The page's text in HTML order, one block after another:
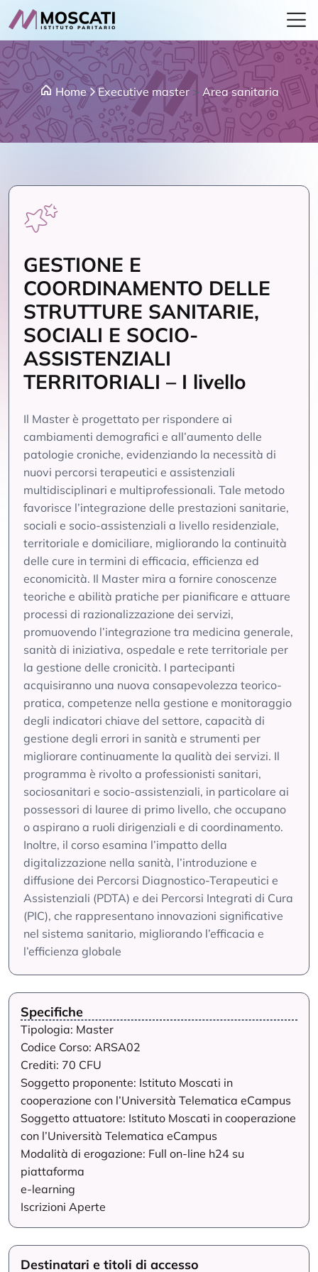
Home Executive master> Area sanitaria
GESTIONE E
COORDINAMENTO DELLE
STRUTTURE SANITARIE,
SOCIALI E SOCIO-
ASSISTENZIALI
TERRITORIALI – I livello
Il Master è progettato per rispondere ai
cambiamenti demografici e all’aumento delle
patologie croniche, evidenziando la necessità di
nuovi percorsi terapeutici e assistenziali
multidisciplinari e multiprofessionali. Tale metodo
favorisce l’integrazione delle prestazioni sanitarie,
sociali e socio-assistenziali a livello residenziale,
territoriale e domiciliare, migliorando la continuità
delle cure in termini di efficacia, efficienza ed
economicità. Il Master mira a fornire conoscenze
teoriche e abilità pratiche per pianificare e attuare
processi di razionalizzazione dei servizi,
promuovendo l’integrazione tra medicina generale,
sanità di iniziativa, ospedale e rete territoriale per
la gestione delle cronicità. I partecipanti
acquisiranno una nuova consapevolezza teorico-
pratica, competenze nella gestione e monitoraggio
degli indicatori chiave del settore, capacità di
gestione degli errori in sanità e strumenti per
migliorare continuamente la qualità dei servizi. Il
programma è rivolto a professionisti sanitari,
sociosanitari e socio-assistenziali, in particolare ai
possessori di lauree di primo livello, che occupano
o aspirano a ruoli dirigenziali e di coordinamento.
Inoltre, il corso esamina l’impatto della
digitalizzazione nella sanità, l’introduzione e
diffusione dei Percorsi Diagnostico-Terapeutici e
Assistenziali (PDTA) e dei Percorsi Integrati di Cura
(PIC), che rappresentano innovazioni significative
nel sistema sanitario, migliorando l’efficacia e
l’efficienza globale
Specifiche
Tipologia: Master
Codice Corso: ARSA02
Crediti: 70 CFU
Soggetto proponente: Istituto Moscati in
cooperazione con l’Università Telematica eCampus
Soggetto attuatore: Istituto Moscati in cooperazione
con l’Università Telematica eCampus
Modalità di erogazione: Full on-line h24 su
piattaforma
e-learning
Iscrizioni Aperte
Destinatari e titoli di accesso